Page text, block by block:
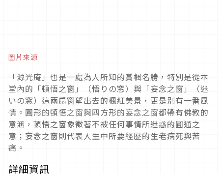
圖片來源
「源光庵」也是一處為人所知的賞楓名勝，特別是從本
堂內的「頓悟之窗」（悟りの窓）與「妄念之窗」（迷
いの窓）這兩扇窗望出去的楓紅美景，更是別有一番風
情。圓形的頓悟之窗與四方形的妄念之窗都帶有佛教的
意涵，頓悟之窗象徵著不被任何事情所迷惑的圓通之
意；妄念之窗則代表人生中所要經歷的生老病死與苦
痛。
詳細資訊